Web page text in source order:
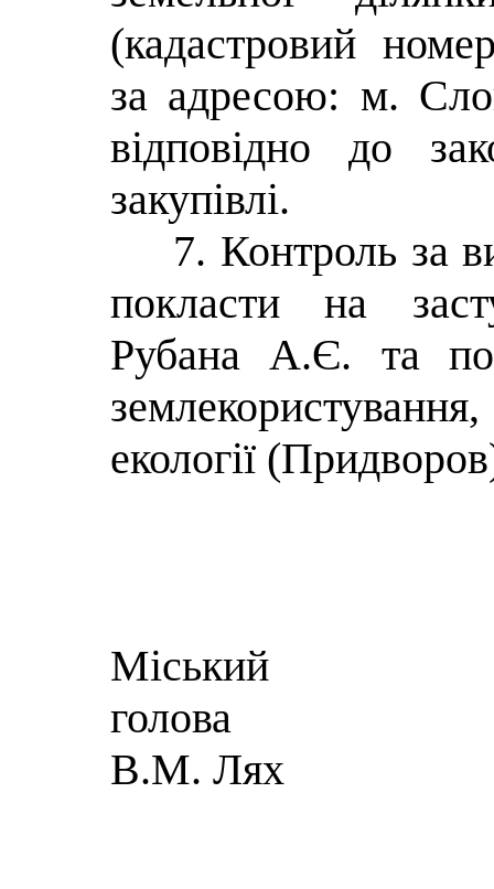
(кадастровий
за адресою: м.
відповідно до
закупівлі.
7. Контроль за
покласти на
Рубана А.Є. та
екології
Міський
В.М. Лях